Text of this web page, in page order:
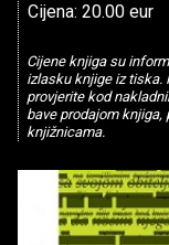
Cijena: 20.00 eur
Cijene knjiga su
izlasku knjige iz tiska.
provjerite kod
bave prodajom
knjižnicama.